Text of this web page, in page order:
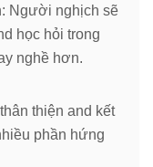
Người nghịch sẽ
học hỏi trong
nghề hơn.
thiện and kết
phần hứng